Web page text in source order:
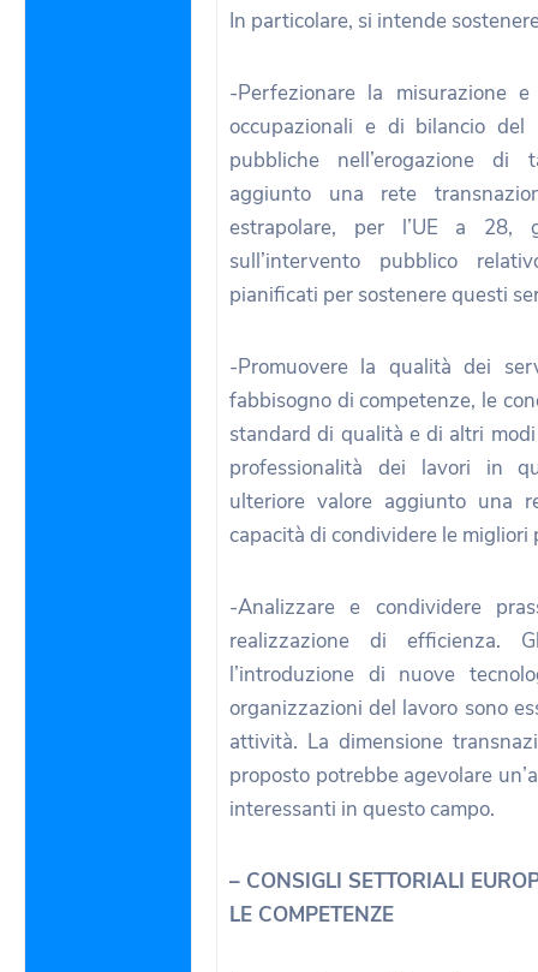
In particolare, si intende
-Perfezionare la misurazione
occupazionali e di bilancio
pubbliche nell’erogazione
aggiunto una rete
estrapolare, per l’UE a 28,
sull’intervento pubblico
pianificati per sostenere questi
-Promuovere la qualità dei
fabbisogno di competenze, le
standard di qualità e di altri
professionalità dei lavori in
ulteriore valore aggiunto una
capacità di condividere le migliori
-Analizzare e condividere
realizzazione di efficienza.
l’introduzione di nuove
organizzazioni del lavoro sono
attività. La dimensione
proposto potrebbe agevolare
interessanti in questo campo.
– CONSIGLI SETTORIALI
LE COMPETENZE